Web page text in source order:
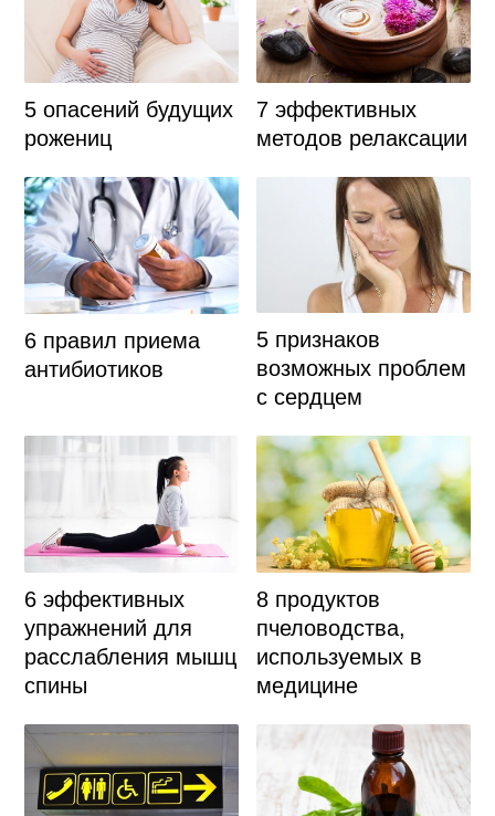
5 опасений будущих
рожениц
7 эффективных
методов релаксации
6 правил приема
антибиотиков
5 признаков
возможных проблем
с сердцем
6 эффективных
упражнений для
расслабления мышц
спины
8 продуктов
пчеловодства,
используемых в
медицине